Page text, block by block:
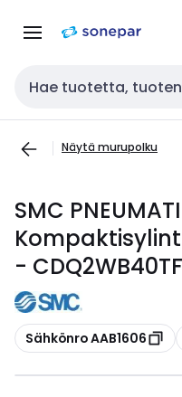
navigointiinsisältöön
Haku
Näytä murupolku
SMC
-
Kopioi
Sähkönro AAB1606